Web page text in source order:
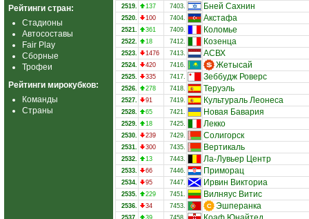
Рейтинги стран:
Стадионы
Автосоставы
Fair Play
Сборные
Трофеи
Рейтинги мирокубков:
Команды
Страны
2519. 137 7403. Бней Сахнин
2520. 100 7404. Акстафа
2521. 361 7409. Коломье
2522. 18 7412. Козенца
2523. 1476 7413. АСВХ
2524. 420 7416. Жетысай
2525. 335 7417. Зеббудж Роверс
2526. 278 7418. Теруэль
2527. 91 7419. Культураль Леонеса
2528. 65 7421. Новая Бавария
2529. 18 7425. Лекко
2530. 239 7429. Солигорск
2531. 300 7435. Вертикаль
2532. 13 7443. Ла-Лувьер Центр
2533. 66 7446. Приморац
2534. 95 7447. Ирвин Викториа
2535. 229 7451. Вилняус Витис
2536. 34 7453. Эшперанка
2537. 39 7458.